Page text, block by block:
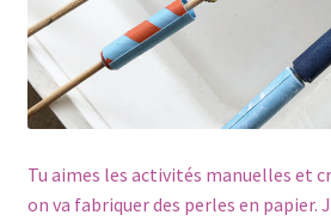
Tu aimes les activités manuelles et
on va fabriquer des perles en papier.